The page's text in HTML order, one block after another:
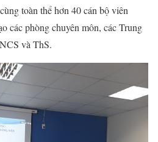
toàn thể hơn 40 cán bộ viên
các phòng chuyên môn, các Trung
và ThS.